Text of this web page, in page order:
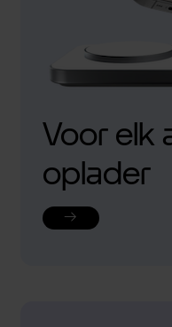
Voor elk
oplader